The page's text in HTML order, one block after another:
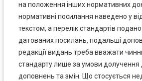
на положення інших нормативних
нормативні посилання наведено у
текстом, а перелік стандартів
датованих посилань, подальші
редакції видань треба вважати
стандарту лише за умови долучення
доповнень та змін. Що стосується